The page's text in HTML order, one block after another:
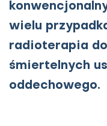
wielu
radioterapia
śmiertelnych
oddechowego.